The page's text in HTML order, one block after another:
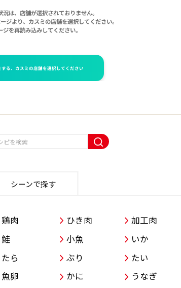
鶏肉 ひき肉
加工肉
鮭 小魚
いか
たら ぶり
たい
魚卵 かに
うなぎ
シーンで探す